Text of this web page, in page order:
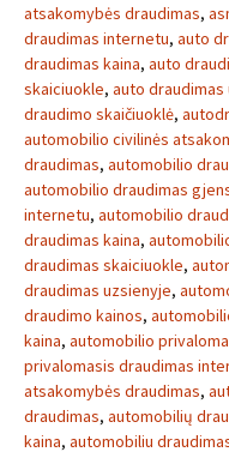
atsakomybės draudimas,
draudimas internetu, auto
draudimas kaina, auto
skaiciuokle, auto draudimas
draudimo skaičiuoklė,
automobilio civilinės
draudimas, automobilio
automobilio draudimas
internetu, automobilio
draudimas kaina,
draudimas skaiciuokle,
draudimas uzsienyje,
draudimo kainos,
kaina, automobilio
privalomasis draudimas
atsakomybės draudimas,
draudimas, automobilių
kaina, automobiliu